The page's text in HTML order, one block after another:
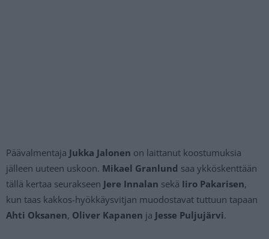
Päävalmentaja Jukka Jalonen on laittanut koostumuksia
jälleen uuteen uskoon. Mikael Granlund saa ykköskenttään
tällä kertaa seurakseen Jere Innalan sekä Iiro Pakarisen,
kun taas kakkos-hyökkäysvitjan muodostavat tuttuun tapaan
Ahti Oksanen, Oliver Kapanen ja Jesse Puljujärvi.